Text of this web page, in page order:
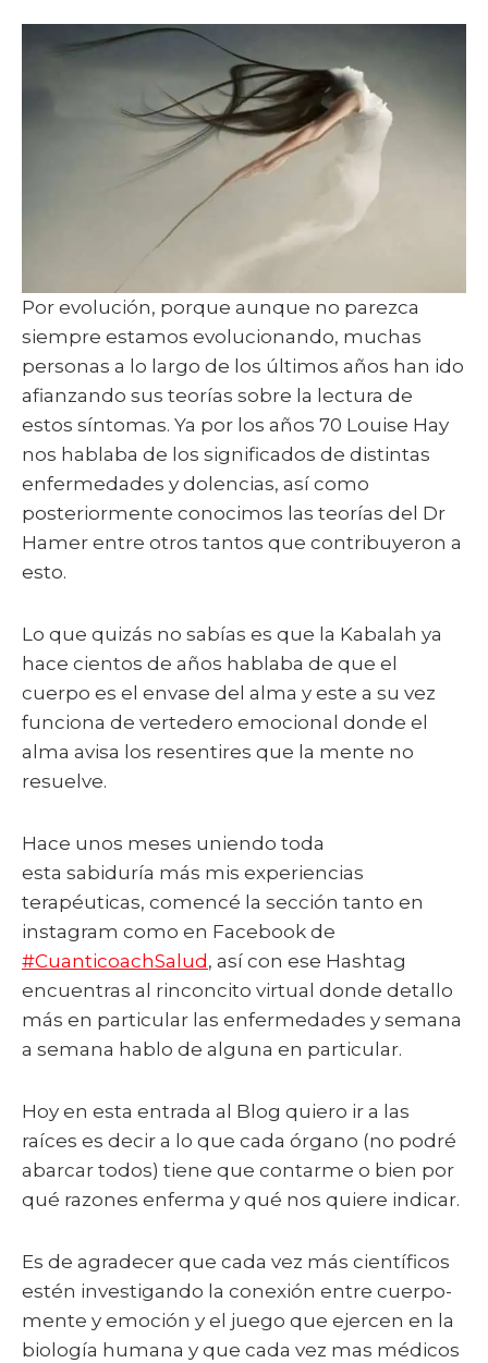
Por evolución, porque aunque no parezca
siempre estamos evolucionando, muchas
personas a lo largo de los últimos años han ido
afianzando sus teorías sobre la lectura de
estos síntomas. Ya por los años 70 Louise Hay
nos hablaba de los significados de distintas
enfermedades y dolencias, así como
posteriormente conocimos las teorías del Dr
Hamer entre otros tantos que contribuyeron a
esto.
Lo que quizás no sabías es que la Kabalah ya
hace cientos de años hablaba de que el
cuerpo es el envase del alma y este a su vez
funciona de vertedero emocional donde el
alma avisa los resentires que la mente no
resuelve.
Hace unos meses uniendo toda
esta sabiduría más mis experiencias
terapéuticas, comencé la sección tanto en
instagram como en Facebook de
#CuanticoachSalud , así con ese Hashtag
encuentras al rinconcito virtual donde detallo
más en particular las enfermedades y semana
a semana hablo de alguna en particular.
Hoy en esta entrada al Blog quiero ir a las
raíces es decir a lo que cada órgano (no podré
abarcar todos) tiene que contarme o bien por
qué razones enferma y qué nos quiere indicar.
Es de agradecer que cada vez más científicos
estén investigando la conexión entre cuerpo-
mente y emoción y el juego que ejercen en la
biología humana y que cada vez mas médicos